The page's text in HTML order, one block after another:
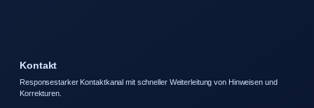
Kontakt
Responsestarker Kontaktkanal mit schneller Weiterleitung von Hinweisen und
Korrekturen.